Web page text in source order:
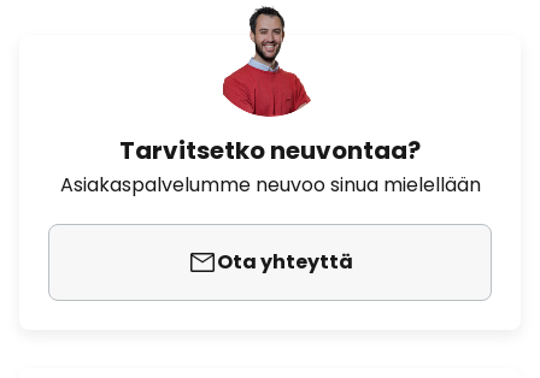
Tarvitsetko neuvontaa?
Asiakaspalvelumme neuvoo sinua mielellään
Ota yhteyttä